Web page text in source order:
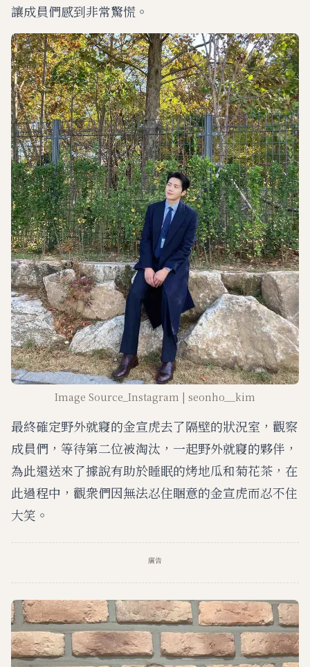
讓成員們感到非常驚慌。
Image Source_Instagram | seonho__kim
最終確定野外就寢的金宣虎去了隔壁的狀況室，觀察
成員們，等待第二位被淘汰，一起野外就寢的夥伴，
為此還送來了據說有助於睡眠的烤地瓜和菊花茶，在
此過程中，觀衆們因無法忍住睏意的金宣虎而忍不住
大笑。
廣告